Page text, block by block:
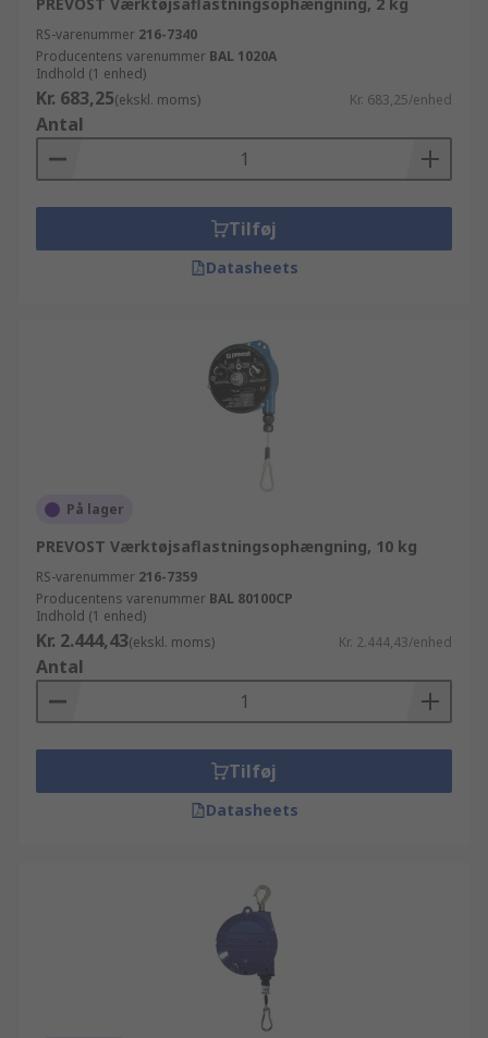
RS-varenummer 216-7340
Producentens varenummer BAL 1020A
Indhold (1 enhed)
Kr. 683,25(ekskl. moms) Kr. 683,25/enhed
Antal
Tilføj
Datasheets
På lager
PREVOST Værktøjsaflastningsophængning, 10 kg
RS-varenummer 216-7359
Producentens varenummer BAL 80100CP
Indhold (1 enhed)
Kr. 2.444,43(ekskl. moms) Kr. 2.444,43/enhed
Antal
Tilføj
Datasheets